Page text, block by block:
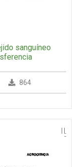
sanguíneo
864